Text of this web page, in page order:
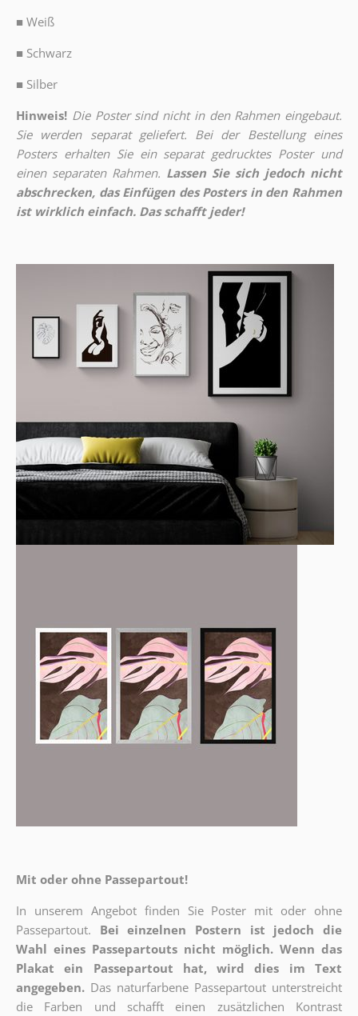
■ Weiß
■ Schwarz
■ Silber
Hinweis! Die Poster sind nicht in den Rahmen eingebaut.
Sie werden separat geliefert. Bei der Bestellung eines
Posters erhalten Sie ein separat gedrucktes Poster und
einen separaten Rahmen. Lassen Sie sich jedoch nicht
abschrecken, das Einfügen des Posters in den Rahmen
ist wirklich einfach. Das schafft jeder!
Mit oder ohne Passepartout!
In unserem Angebot finden Sie Poster mit oder ohne
Passepartout.
Bei einzelnen Postern ist jedoch die
Wahl eines Passepartouts nicht möglich. Wenn das
Plakat ein Passepartout hat, wird dies im Text
angegeben. Das naturfarbene Passepartout unterstreicht
die Farben und schafft einen zusätzlichen Kontrast